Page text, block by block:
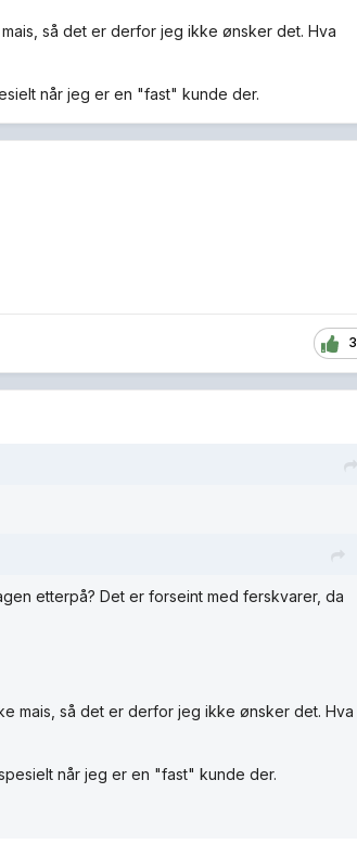
så det er derfor jeg ikke ønsker det. Hva
når jeg er en "fast" kunde der.
3
etterpå? Det er forseint med ferskvarer, da
mais, så det er derfor jeg ikke ønsker det. Hva
når jeg er en "fast" kunde der.